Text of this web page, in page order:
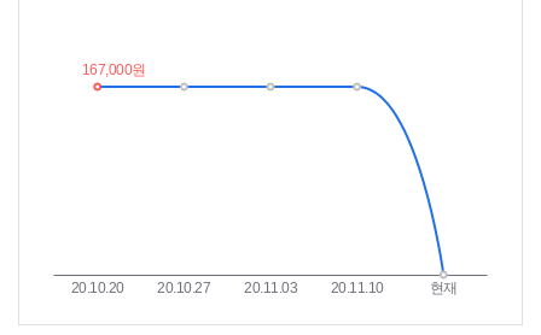
이
란?